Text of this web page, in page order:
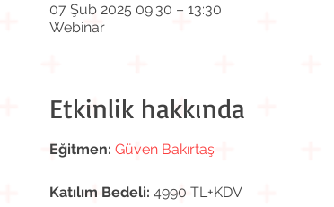
07 Şub 2025 09:30 – 13:30
Webinar
Etkinlik hakkında
Eğitmen: Güven Bakırtaş
Katılım Bedeli: 4990 TL+KDV